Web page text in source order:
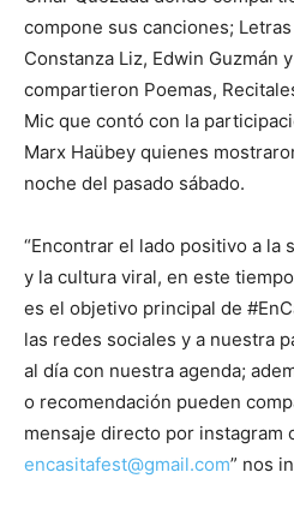
compone sus canciones;
Constanza Liz, Edwin Guzmán
compartieron Poemas,
Mic que contó con la
Marx Haübey quienes
noche del pasado sábado.
“Encontrar el lado positivo a la
y la cultura viral, en este
es el objetivo principal de
las redes sociales y a nuestra
al día con nuestra agenda;
o recomendación pueden
mensaje directo por instagram
encasitafest@gmail.com” nos